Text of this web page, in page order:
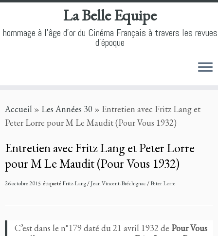
to
content
La Belle Equipe
hommage à l'âge d'or du Cinéma Français à travers les revues
d'époque
Accueil » Les Années 30 » Entretien avec Fritz Lang et
Peter Lorre pour M Le Maudit (Pour Vous 1932)
Entretien avec Fritz Lang et Peter Lorre
pour M Le Maudit (Pour Vous 1932)
26 octobre 2015 étiqueté Fritz Lang/Jean Vincent-Bréchignac/Peter Lorre
C’est dans le n°179 daté du 21 avril 1932 de Pour Vous